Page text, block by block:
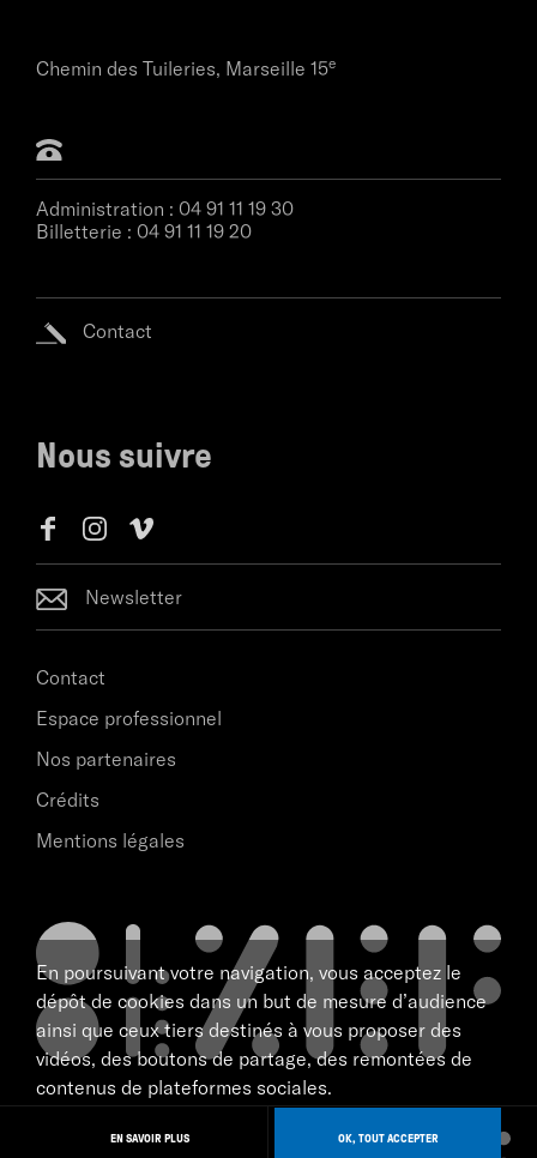
NAVIGATION
Chemin des Tuileries, Marseille 15e
Administration : 04 91 11 19 30
Billetterie : 04 91 11 19 20
Contact
Nous suivre
Newsletter
Contact
Espace professionnel
Nos partenaires
Crédits
Mentions légales
scène nationale de Marseille
tous droits réservé 2026
En poursuivant votre navigation, vous acceptez le
dépôt de cookies dans un but de mesure d’audience
ainsi que ceux tiers destinés à vous proposer des
vidéos, des boutons de partage, des remontées de
contenus de plateformes sociales.
EN SAVOIR PLUS OK, TOUT ACCEPTER